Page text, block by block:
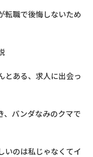
職で後悔しないため
とある、求人に出会っ
、パンダなみのクマで
いのは私じゃなくてイ